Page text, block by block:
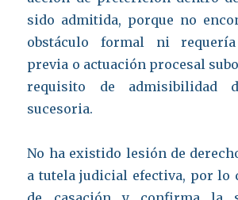
sido admitida, porque no
obstáculo formal ni
previa o actuación procesal
requisito de admisibilidad
sucesoria.
No ha existido lesión de
a tutela judicial efectiva, por lo